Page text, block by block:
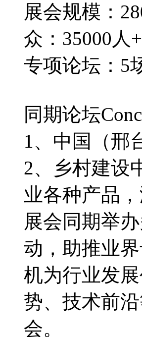
展会规模：
众：35000人+
专项论坛：
同期论坛
1、中国（邢
2、乡村建设
业各种产品
展会同期举
动，助推业
机为行业发
势、技术前
会。